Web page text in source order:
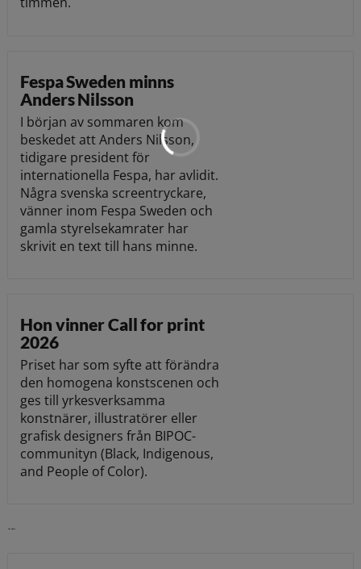
Fespa Sweden minns
Anders Nilsson
I början av sommaren kom
beskedet att Anders Nilsson,
tidigare president för
internationella Fespa, har avlidit.
Några svenska screentryckare,
vänner inom Fespa Sweden och
gamla styrelsekamrater har
skrivit en text till hans minne.
Hon vinner Call for print
2026
Priset har som syfte att förändra
den homogena konstscenen och
ges till yrkesverksamma
konstnärer, illustratörer eller
grafisk designers från BIPOC-
communityn (Black, Indigenous,
and People of Color).